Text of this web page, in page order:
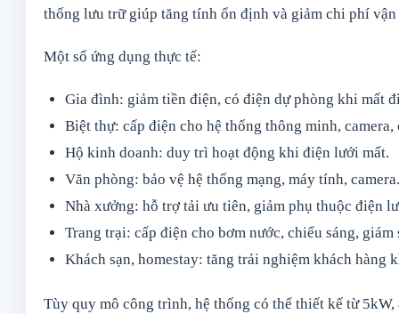
thống lưu trữ giúp tăng tính ổn định và giảm chi phí vận
Một số ứng dụng thực tế:
Gia đình: giảm tiền điện, có điện dự phòng khi mất
Biệt thự: cấp điện cho hệ thống thông minh, camera,
Hộ kinh doanh: duy trì hoạt động khi điện lưới mất.
Văn phòng: bảo vệ hệ thống mạng, máy tính, camera.
Nhà xưởng: hỗ trợ tải ưu tiên, giảm phụ thuộc điện
Trang trại: cấp điện cho bơm nước, chiếu sáng, giám
Khách sạn, homestay: tăng trải nghiệm khách hàng
Tùy quy mô công trình, hệ thống có thể thiết kế từ